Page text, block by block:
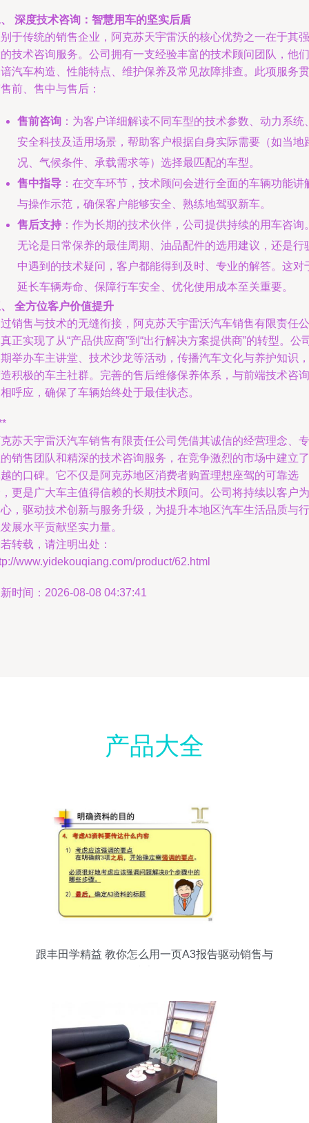
深度技术咨询：智慧用车的坚实后盾
于传统的销售企业，阿克苏天宇雷沃的核心优势之一在于其强
技术咨询服务。公司拥有一支经验丰富的技术顾问团队，他们
汽车构造、性能特点、维护保养及常见故障排查。此项服务贯
前、售中与售后：
售前咨询 ：为客户详细解读不同车型的技术参数、动力系统
安全科技及适用场景，帮助客户根据自身实际需要（如当地
况、气候条件、承载需求等）选择最匹配的车型。
售中指导 ：在交车环节，技术顾问会进行全面的车辆功能讲
与操作示范，确保客户能够安全、熟练地驾驭新车。
售后支持 ：作为长期的技术伙伴，公司提供持续的用车咨询
无论是日常保养的最佳周期、油品配件的选用建议，还是行
中遇到的技术疑问，客户都能得到及时、专业的解答。这对
延长车辆寿命、保障行车安全、优化使用成本至关重要。
全方位客户价值提升
销售与技术的无缝衔接，阿克苏天宇雷沃汽车销售有限责任公
正实现了从“产品供应商”到“出行解决方案提供商”的转型。公
举办车主讲堂、技术沙龙等活动，传播汽车文化与养护知识，
积极的车主社群。完善的售后维修保养体系，与前端技术咨询
呼应，确保了车辆始终处于最佳状态。
苏天宇雷沃汽车销售有限责任公司凭借其诚信的经营理念、专
销售团队和精深的技术咨询服务，在竞争激烈的市场中建立了
的口碑。它不仅是阿克苏地区消费者购置理想座驾的可靠选
更是广大车主值得信赖的长期技术顾问。公司将持续以客户为
，驱动技术创新与服务升级，为提升本地区汽车生活品质与行
展水平贡献坚实力量。
转载，请注明出处：
www.yidekouqiang.com/product/62.html
时间：2026-08-08 04:37:41
产品大全
跟丰田学精益 教你怎么用一页A3报告驱动销售与